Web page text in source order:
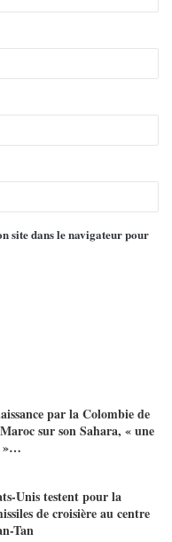
site dans le navigateur pour
par la Colombie de
sur son Sahara, « une
»…
Unis testent pour la
de croisière au centre
Tan